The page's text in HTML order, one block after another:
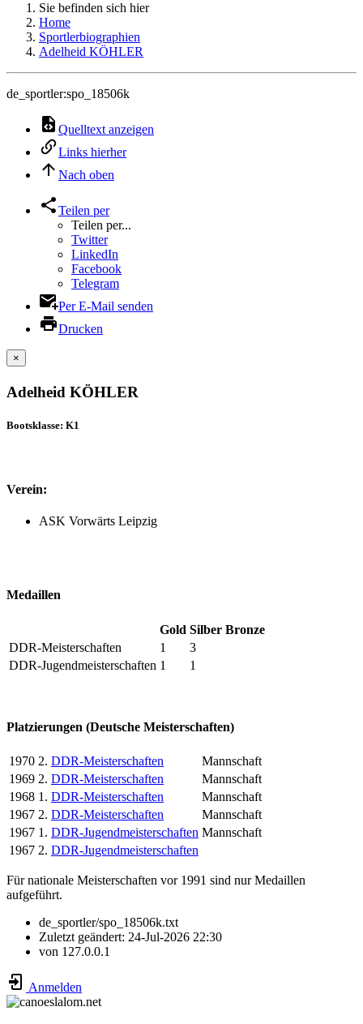
Sie befinden sich hier
Home
Sportlerbiographien
Adelheid KÖHLER
de_sportler:spo_18506k
Quelltext anzeigen
Links hierher
Nach oben
Teilen per
Teilen per...
Twitter
LinkedIn
Facebook
Telegram
Per E-Mail senden
Drucken
×
Adelheid KÖHLER
Bootsklasse: K1
Verein:
ASK Vorwärts Leipzig
Medaillen
Gold Silber Bronze
DDR-Meisterschaften
1
3
DDR-Jugendmeisterschaften 1 1
Platzierungen (Deutsche Meisterschaften)
1970 2. DDR-Meisterschaften
Mannschaft
1969 2. DDR-Meisterschaften
Mannschaft
1968 1. DDR-Meisterschaften
Mannschaft
1967 2. DDR-Meisterschaften
Mannschaft
1967 1. DDR-Jugendmeisterschaften Mannschaft
1967 2. DDR-Jugendmeisterschaften
Für nationale Meisterschaften vor 1991 sind nur Medaillen
aufgeführt.
de_sportler/spo_18506k.txt
Zuletzt geändert: 24-Jul-2026 22:30
von 127.0.0.1
Anmelden